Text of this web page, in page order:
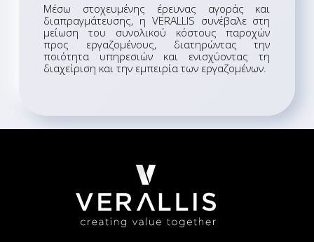
Μέσω στοχευμένης έρευνας αγοράς και
διαπραγμάτευσης, η VERALLIS συνέβαλε στη
μείωση του συνολικού κόστους παροχών
προς εργαζομένους, διατηρώντας την
ποιότητα υπηρεσιών και ενισχύοντας τη
διαχείριση και την εμπειρία των εργαζομένων.